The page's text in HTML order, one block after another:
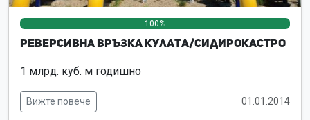
100%
Реверсивна връзка Кулата/Сидирокастро
1 млрд. куб. м годишно
Вижте повече 01.01.2014